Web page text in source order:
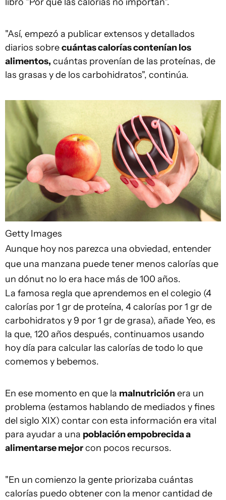
"Así, empezó a publicar extensos y detallados
diarios sobrecuántas calorías contenían los
alimentos, cuántas provenían de las proteínas, de
las grasas y de los carbohidratos", continúa.
Getty Images
Aunque hoy nos parezca una obviedad, entender
que una manzana puede tener menos calorías que
un dónut no lo era hace más de 100 años.
La famosa regla que aprendemos en el colegio (4
calorías por 1 gr de proteína, 4 calorías por 1 gr de
carbohidratos y 9 por 1 gr de grasa), añade Yeo, es
la que, 120 años después, continuamos usando
hoy día para calcular las calorías de todo lo que
comemos y bebemos.
En ese momento en que la malnutriciónera un
problema (estamos hablando de mediados y fines
del siglo XIX) contar con esta información era vital
para ayudar a una población empobrecida a
alimentarse mejorcon pocos recursos.
"En un comienzo la gente priorizaba cuántas
calorías puedo obtener con la menor cantidad de